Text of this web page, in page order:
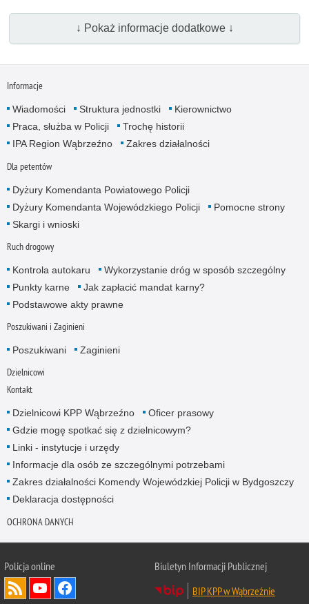
↓ Pokaż informacje dodatkowe ↓
Informacje
Wiadomości Struktura jednostki
Kierownictwo
Praca, służba w Policji
Trochę historii
IPA Region Wąbrzeźno
Zakres działalności
Dla petentów
Dyżury Komendanta Powiatowego Policji
Dyżury Komendanta Wojewódzkiego Policji
Pomocne strony
Skargi i wnioski
Ruch drogowy
Kontrola autokaru
Wykorzystanie dróg w sposób szczególny
Punkty karne
Jak zapłacić mandat karny?
Podstawowe akty prawne
Poszukiwani i Zaginieni
Poszukiwani Zaginieni
Dzielnicowi
Kontakt
Dzielnicowi KPP Wąbrzeźno
Oficer prasowy
Gdzie mogę spotkać się z dzielnicowym?
Linki - instytucje i urzędy
Informacje dla osób ze szczególnymi potrzebami
Zakres działalności Komendy Wojewódzkiej Policji w Bydgoszczy
Deklaracja dostępności
OCHRONA DANYCH
Policja online
Biuletyn Informacji Publicznej
BIP KPP w Wąbrzeźnie